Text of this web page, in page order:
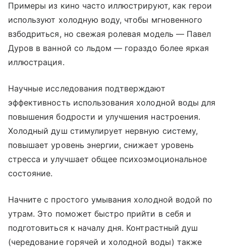
Примеры из кино часто иллюстрируют, как герои
используют холодную воду, чтобы мгновенного
взбодриться, но свежая ролевая модель — Павел
Дуров в ванной со льдом — гораздо более яркая
иллюстрация.
Научные исследования подтверждают
эффективность использования холодной воды для
повышения бодрости и улучшения настроения.
Холодный душ стимулирует нервную систему,
повышает уровень энергии, снижает уровень
стресса и улучшает общее психоэмоциональное
состояние.
Начните с простого умывания холодной водой по
утрам. Это поможет быстро прийти в себя и
подготовиться к началу дня. Контрастный душ
(чередование горячей и холодной воды) также